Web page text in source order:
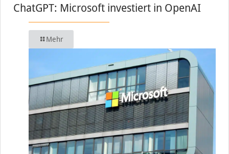
ChatGPT: Microsoft investiert in OpenAI
Mehr